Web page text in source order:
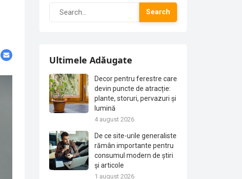
Search
Ultimele Adăugate
Decor pentru ferestre care
devin puncte de atracție:
plante, storuri, pervazuri și
lumină
4 august 2026
De ce site-urile generaliste
rămân importante pentru
consumul modern de știri
și articole
1 august 2026